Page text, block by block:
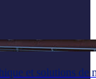
et solutions de